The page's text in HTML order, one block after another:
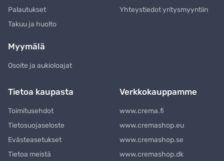
Palautukset
Takuu ja huolto
Yhteystiedot yritysmyyntiin
Myymälä
Osoite ja aukioloajat
Tietoa kaupasta
Toimitusehdot
Tietosuojaseloste
Evästeasetukset
Tietoa meistä
Verkkokauppamme
www.crema.fi
www.cremashop.eu
www.cremashop.se
www.cremashop.dk